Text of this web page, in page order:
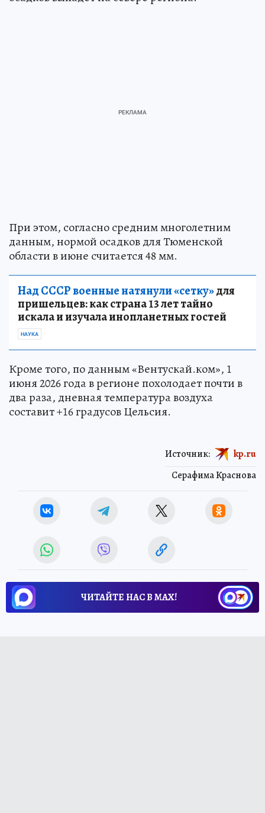
При этом, согласно средним многолетним
данным, нормой осадков для Тюменской
области в июне считается 48 мм.
Над СССР военные натянули «сетку»для
пришельцев: как страна 13 лет тайно
искала и изучала инопланетных гостей
НАУКА
Кроме того, по данным «Вентускай.ком», 1
июня 2026 года в регионе похолодает почти в
два раза, дневная температура воздуха
составит +16 градусов Цельсия.
Серафима Краснова
Источник: kp.ru
ЧИТАЙТЕ НАС В МАХ!